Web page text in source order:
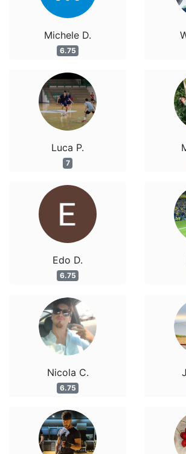
Michele D.
6.75
Luca P.
7
Edo D.
6.75
Nicola C.
6.75